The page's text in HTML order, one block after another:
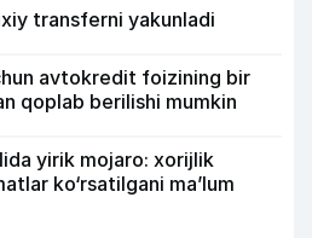
transferni yakunladi
avtokredit foizining bir
qoplab berilishi mumkin
yirik mojaro: xorijlik
ko‘rsatilgani ma’lum